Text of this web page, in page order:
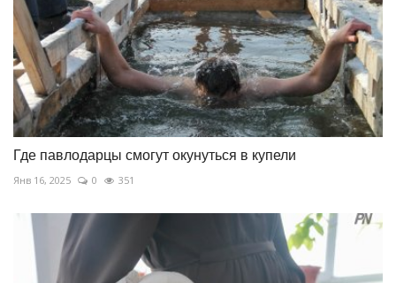
Где павлодарцы смогут окунуться в купели
Янв 16, 2025 0 351